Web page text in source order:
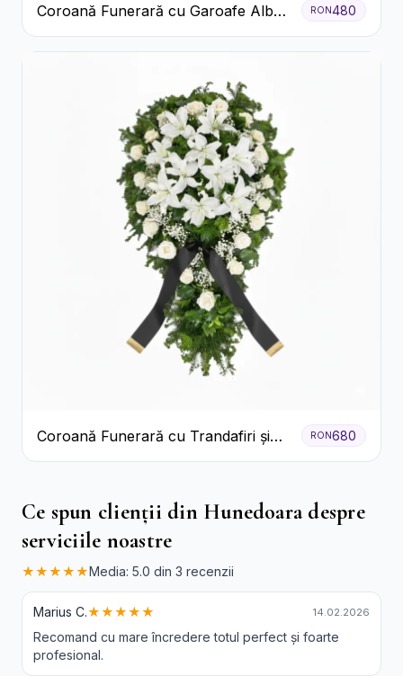
Coroană Funerară cu Garoafe Albe
și Crizanteme
RON 480
Coroană Funerară cu Trandafiri și
Crini
RON680
Ce spun clienții din Hunedoara despre
serviciile noastre
★★★★★Media: 5.0 din 3 recenzii
Marius C.★★★★★ 14.02.2026
Recomand cu mare încredere totul perfect și foarte
profesional.